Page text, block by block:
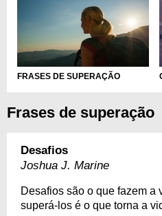
FRASES DE SUPERAÇÃO
Frases de superação
Desafios
Joshua J. Marine
Desafios são o que fazem a
superá-los é o que torna a